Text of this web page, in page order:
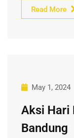
Read More
May 1, 2024
Aksi Hari
Bandung